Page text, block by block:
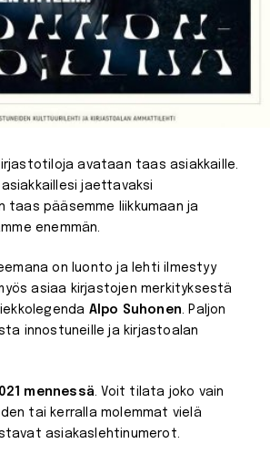
avataan taas asiakkaille.
jaettavaksi
taas pääsemme liikkumaan ja
enemmän.
on luonto ja lehti ilmestyy
asiaa kirjastojen merkityksestä
Alpo Suhonen. Paljon
innostuneille ja kirjastoalan
mennessä. Voit tilata joko vain
tai kerralla molemmat vielä
asiakaslehtinumerot.